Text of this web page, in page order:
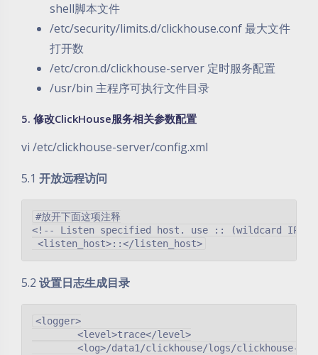
shell脚本文件
/etc/security/limits.d/clickhouse.conf 最大文件
打开数
/etc/cron.d/clickhouse-server 定时服务配置
/usr/bin 主程序可执行文件目录
5. 修改ClickHouse服务相关参数配置
vi /etc/clickhouse-server/config.xml
5.1 开放远程访问
#放开下面这项注释
<!-- Listen specified host. use :: (wildcard IPv6
5.2 设置日志生成目录
<logger>
        <level>trace</level>
<log>/data1/clickhouse/logs/clickhouse-